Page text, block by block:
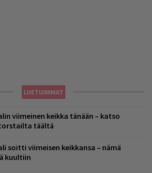
LUETUIMMAT
viimeinen keikka tänään – katso
täältä
soitti viimeisen keikkansa – nämä
kuultiin